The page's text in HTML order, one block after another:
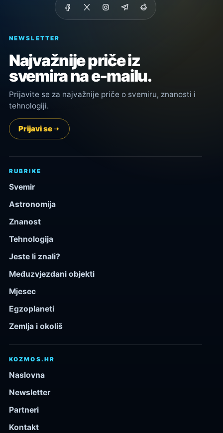
NEWSLETTER
Najvažnije priče iz
svemira na e-mailu.
Prijavite se za najvažnije priče o svemiru, znanosti i
tehnologiji.
Prijavi se
RUBRIKE
Svemir
Astronomija
Znanost
Tehnologija
Jeste li znali?
Međuzvjezdani objekti
Mjesec
Egzoplaneti
Zemlja i okoliš
KOZMOS.HR
Naslovna
Newsletter
Partneri
Kontakt